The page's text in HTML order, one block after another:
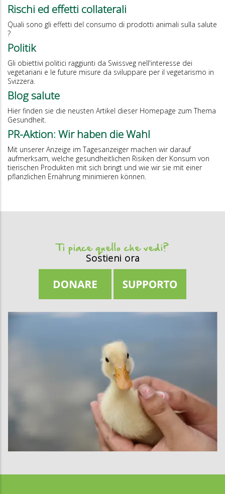
Rischi ed effetti collaterali
Quali sono gli effetti del consumo di prodotti animali sulla salute
?
Politik
Gli obiettivi politici raggiunti da Swissveg nell'interesse dei
vegetariani e le future misure da sviluppare per il vegetarismo in
Svizzera.
Blog salute
Hier finden sie die neusten Artikel dieser Homepage zum Thema
Gesundheit.
PR-Aktion: Wir haben die Wahl
Mit unserer Anzeige im Tagesanzeiger machen wir darauf
aufmerksam, welche gesundheitlichen Risiken der Konsum von
tierischen Produkten mit sich bringt und wie wir sie mit einer
pflanzlichen Ernährung minimieren können.
Ti piace quello che vedi?
Sostieni ora